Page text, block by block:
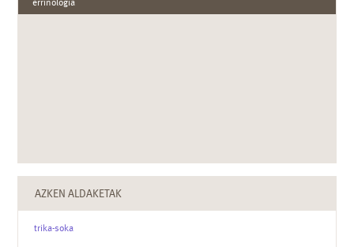
errinologia
AZKEN ALDAKETAK
trika-soka